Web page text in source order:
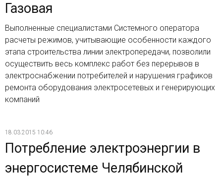
Газовая
Выполненные специалистами Системного оператора
расчеты режимов, учитывающие особенности каждого
этапа строительства линии электропередачи, позволили
осуществить весь комплекс работ без перерывов в
электроснабжении потребителей и нарушения графиков
ремонта оборудования электросетевых и генерирующих
компаний
18.03.2015 10:46
Потребление электроэнергии в
энергосистеме Челябинской